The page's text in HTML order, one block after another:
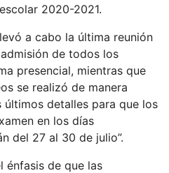
2020-2021.
a cabo la última reunión
de todos los
presencial, mientras que
se realizó de manera
últimos detalles para que los
en los días
del 27 al 30 de julio”.
énfasis de que las